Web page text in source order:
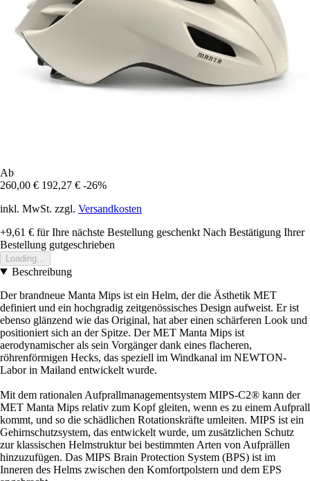
Ab
260,00 € 192,27 € -26%
inkl. MwSt. zzgl. Versandkosten
+9,61 € für Ihre nächste Bestellung geschenkt Nach Bestätigung Ihrer
Bestellung gutgeschrieben
Loading...
Beschreibung
Der brandneue Manta Mips ist ein Helm, der die Ästhetik MET
definiert und ein hochgradig zeitgenössisches Design aufweist. Er ist
ebenso glänzend wie das Original, hat aber einen schärferen Look und
positioniert sich an der Spitze. Der MET Manta Mips ist
aerodynamischer als sein Vorgänger dank eines flacheren,
röhrenförmigen Hecks, das speziell im Windkanal im NEWTON-
Labor in Mailand entwickelt wurde.
Mit dem rationalen Aufprallmanagementsystem MIPS-C2® kann der
MET Manta Mips relativ zum Kopf gleiten, wenn es zu einem Aufprall
kommt, und so die schädlichen Rotationskräfte umleiten. MIPS ist ein
Gehirnschutzsystem, das entwickelt wurde, um zusätzlichen Schutz
zur klassischen Helmstruktur bei bestimmten Arten von Aufprällen
hinzuzufügen. Das MIPS Brain Protection System (BPS) ist im
Inneren des Helms zwischen den Komfortpolstern und dem EPS